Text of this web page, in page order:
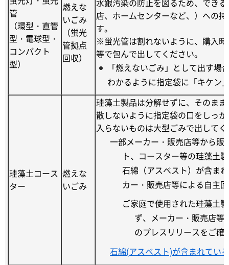
管
（環型・直管
型・電球型・
コンパクト
型）
燃えな
いごみ
（蛍光
管拠点
回収）
店、ホームセンターなど、）への
す。
※蛍光管は割れないように、購入
等で包んで出してください。
「燃えないごみ」として出す場
わかるように指定袋に「キケン
珪藻土コース
ター
燃えな
いごみ
珪藻土製品は分解せずに、そのま
散しないように指定袋の口をしっ
入らないものは大型ごみで出して
一部メーカー・販売店等から販
ト、コースター等の珪藻土
石綿（アスベスト）が含ま
カー・販売店等による自主
ご家庭で使用された珪藻土
ず、メーカー・販売店等
のプレスリリースをご確
石綿(アスベスト)が含まれてい